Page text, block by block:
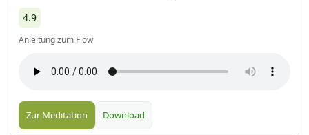
4.9
Anleitung zum Flow
Zur Meditation Download